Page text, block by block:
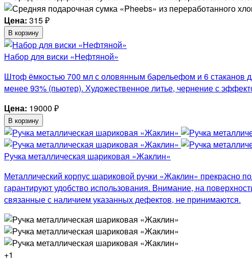
Цена: 315₽
В корзину
Набор для виски «Нефтяной»
Штоф ёмкостью 700 мл с оловянным барельефом и 6 стаканов
менее 93% (пьютер). Художественное литье, чернение с
Цена: 19000 ₽
В корзину
Ручка металлическая шариковая «Жаклин»
Металлический корпус шариковой ручки «Жаклин» прекрасно
гарантируют удобство использования. Внимание, на
связанные с наличием указанных дефектов, не принимаются.
+1